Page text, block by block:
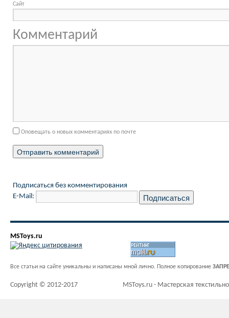
Сайт
Комментарий
Оповещать о новых комментариях по почте
Подписаться без комментирования
E-Mail:
MSToys.ru
Все статьи на сайте уникальны и написаны мной лично. Полное копирование
MSToys.ru - Мастерская
Copyright © 2012-2017